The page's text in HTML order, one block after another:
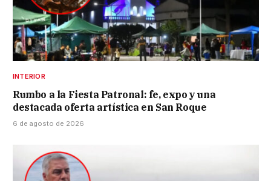
INTERIOR
Rumbo a la Fiesta Patronal: fe, expo y una
destacada oferta artística en San Roque
6 de agosto de 2026